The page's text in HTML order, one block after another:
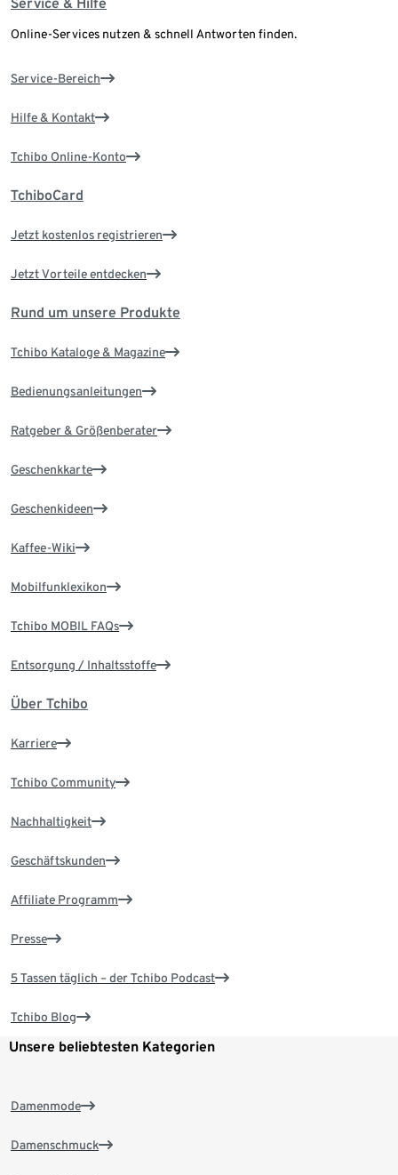
Service & Hilfe
Online-Services nutzen & schnell Antworten finden.
Service-Bereich
Hilfe & Kontakt
Tchibo Online-Konto
TchiboCard
Jetzt kostenlos registrieren
Jetzt Vorteile entdecken
Rund um unsere Produkte
Tchibo Kataloge & Magazine
Bedienungsanleitungen
Ratgeber & Größenberater
Geschenkkarte
Geschenkideen
Kaffee-Wiki
Mobilfunklexikon
Tchibo MOBIL FAQs
Entsorgung / Inhaltsstoffe
Über Tchibo
Karriere
Tchibo Community
Nachhaltigkeit
Geschäftskunden
Affiliate Programm
Presse
5 Tassen täglich – der Tchibo Podcast
Tchibo Blog
Unsere beliebtesten Kategorien
Damenmode
Damenschmuck